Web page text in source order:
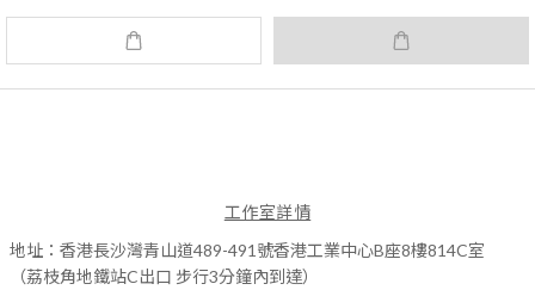
工作室詳情
地址：香港長沙灣青山道489-491號香港工業中心B座8樓814C室
（荔枝角地鐵站C出口 步行3分鐘內到達）